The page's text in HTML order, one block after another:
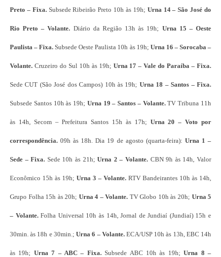
Preto – Fixa.Subsede Ribeirão Preto 10h às 19h; Urna 14 – São José do
Rio Preto – Volante. Diário da Região 13h às 19h; Urna 15 – Oeste
Paulista – Fixa. Subsede Oeste Paulista 10h às 19h; Urna 16 – Sorocaba –
Volante. Cruzeiro do Sul 10h às 19h; Urna 17 – Vale do Paraíba – Fixa.
Sede CUT (São José dos Campos) 10h às 19h; Urna 18 – Santos – Fixa.
Subsede Santos 10h às 19h; Urna 19 – Santos – Volante.TV Tribuna 11h
às 14h, Secom – Prefeitura Santos 15h às 17h; Urna 20 – Voto por
correspondência. 09h às 18h. Dia 19 de agosto (quarta-feira): Urna 1 –
Sede – Fixa. Sede 10h às 21h;Urna 2 – Volante. CBN 9h às 14h, Valor
Econômico 15h às 19h; Urna 3 – Volante. RTV Bandeirantes 10h às 14h,
Grupo Folha 15h às 20h; Urna 4 – Volante. TV Globo 10h às 20h; Urna 5
– Volante.Folha Universal 10h às 14h, Jornal de Jundiaí (Jundiaí) 15h e
30min. às 18h e 30min.;Urna 6 – Volante.ECA/USP 10h às 13h, EBC 14h
às 19h; Urna 7 – ABC – Fixa.Subsede ABC 10h às 19h;Urna 8 –